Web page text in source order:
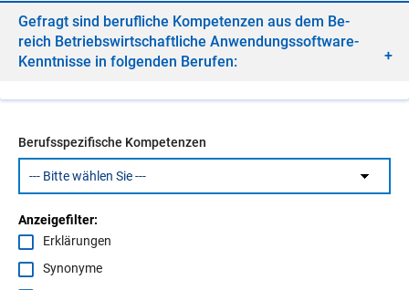
Ge­fragt sind be­ruf­li­che Kom­pe­ten­zen aus dem Be­
reich Be­triebs­wirt­schaft­li­che An­wen­dungs­soft­ware-
Kennt­nis­se in fol­gen­den Be­ru­fen:
Berufsspezifische Kompetenzen
Anzeigefilter:
Erklärungen
Synonyme